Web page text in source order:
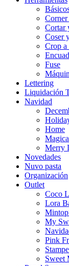
Cortar
Coser
Crop
Fuse
Lettering
Liquidación
Navidad
Home
Merry
Novedades
Nuvo pasta
Organización
Outlet
Coco
Lora
My
Pink
Sweet